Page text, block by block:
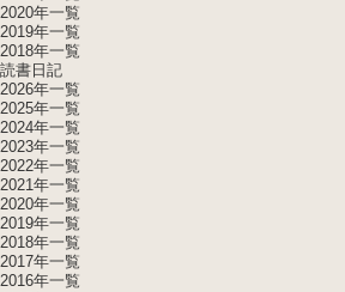
2020年一覧
2019年一覧
2018年一覧
読書日記
2026年一覧
2025年一覧
2024年一覧
2023年一覧
2022年一覧
2021年一覧
2020年一覧
2019年一覧
2018年一覧
2017年一覧
2016年一覧